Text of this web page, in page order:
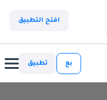
افتح التطبيق
بع تطبيق